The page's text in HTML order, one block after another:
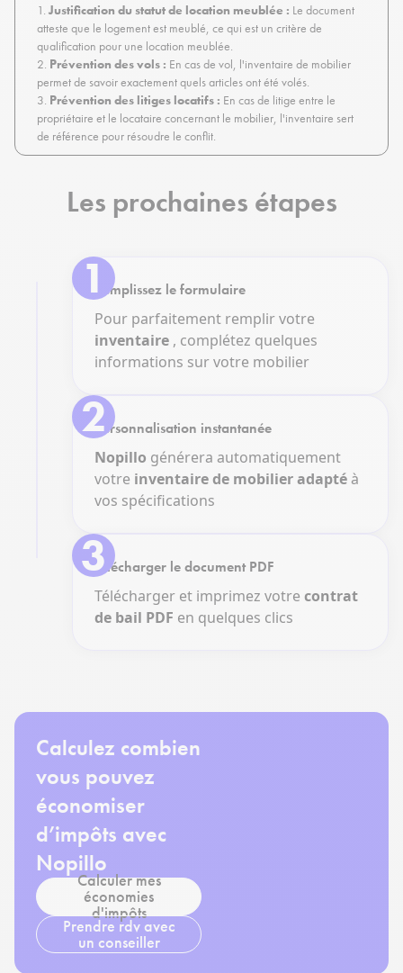
1. Justification du statut de location meublée : Le document
atteste que le logement est meublé, ce qui est un critère de
qualification pour une location meublée.
2. Prévention des vols : En cas de vol, l'inventaire de mobilier
permet de savoir exactement quels articles ont été volés.
3. Prévention des litiges locatifs : En cas de litige entre le
propriétaire et le locataire concernant le mobilier, l'inventaire sert
de référence pour résoudre le conflit.
Les prochaines étapes
1Remplissez le formulaire
Pour parfaitement remplir votre
inventaire , complétez quelques
informations sur votre mobilier
2Personnalisation instantanée
Nopillo générera automatiquement
votre inventaire de mobilier adapté à
vos spécifications
3Télécharger le document PDF
Télécharger et imprimez votre contrat
de bail PDF en quelques clics
Calculez combien
vous pouvez
économiser
d’impôts avec
Nopillo
Calculer mes
économies
d'impôts
Prendre rdv avec
un conseiller